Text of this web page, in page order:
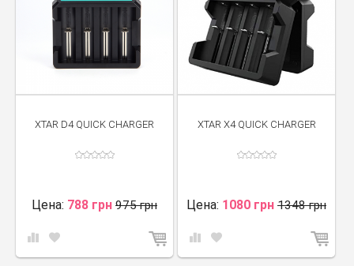
XTAR D4 QUICK CHARGER
Цена: 788 грн 975 грн
XTAR X4 QUICK CHARGER
Цена: 1080 грн 1348 грн